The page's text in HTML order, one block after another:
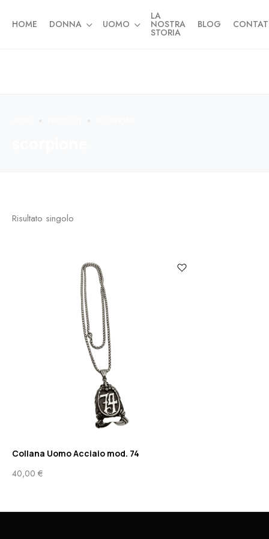
HOME DONNA UOMO
LA
NOSTRA
STORIA
BLOG
Risultato singolo
Collana Uomo Acciaio mod. 74
40,00 €